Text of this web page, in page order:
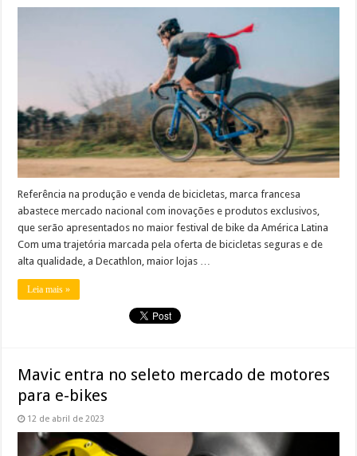
Referência na produção e venda de bicicletas, marca francesa
abastece mercado nacional com inovações e produtos exclusivos,
que serão apresentados no maior festival de bike da América Latina
Com uma trajetória marcada pela oferta de bicicletas seguras e de
alta qualidade, a Decathlon, maior lojas …
Leia mais »
Mavic entra no seleto mercado de motores
para e-bikes
12 de abril de 2023